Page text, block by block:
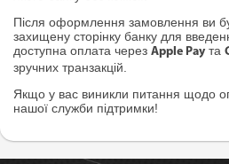
Після оформлення замовлення ви
захищену сторінку банку для
доступна оплата через Apple Pay та
зручних транзакцій.
Якщо у вас виникли питання щодо
нашої служби підтримки!